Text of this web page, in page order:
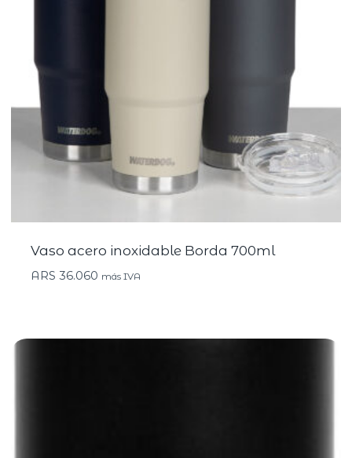
Vaso acero inoxidable Borda 700ml
ARS 36.060 más IVA